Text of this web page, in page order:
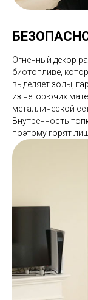
Огненный декор
биотопливе,
выделяет золы,
из негорючих
металлической
Внутренность
поэтому горят